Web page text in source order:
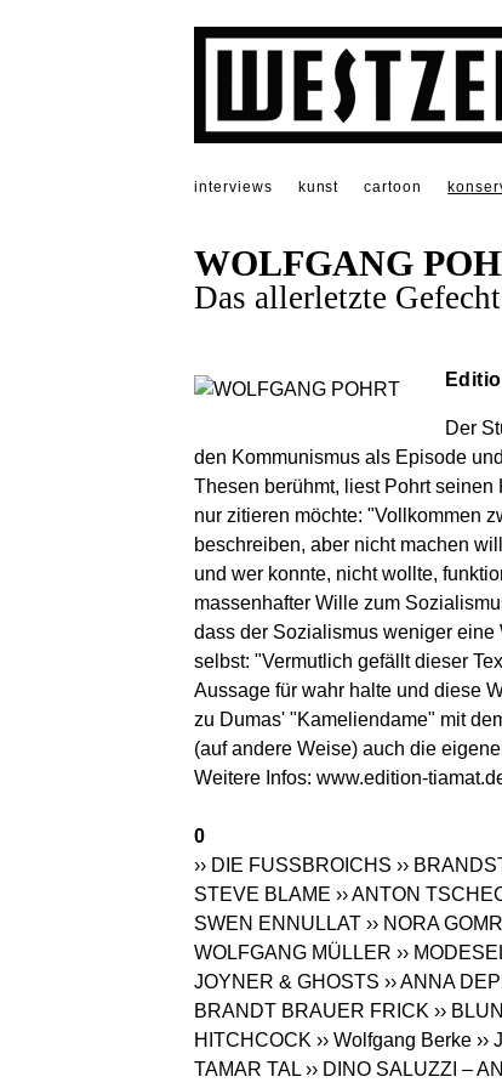
interviews kunst cartoon
WOLFGANG
Das allerletzte Gefecht
Der
den Kommunismus als Episode
Thesen berühmt, liest Pohrt
nur zitieren möchte: "Vollkommen
beschreiben, aber nicht machen
und wer konnte, nicht wollte,
massenhafter Wille zum
dass der Sozialismus weniger
selbst: "Vermutlich gefällt dieser
Aussage für wahr halte und diese
zu Dumas' "Kameliendame" mit
(auf andere Weise) auch die
Weitere Infos: www.edition-
0
›› DIE FUSSBROICHS ››
STEVE BLAME ›› ANTON
SWEN ENNULLAT ›› NORA
WOLFGANG MÜLLER ››
JOYNER & GHOSTS ›› ANNA
BRANDT BRAUER FRICK ››
HITCHCOCK ›› Wolfgang Berke ››
TAMAR TAL ›› DINO SALUZZI –